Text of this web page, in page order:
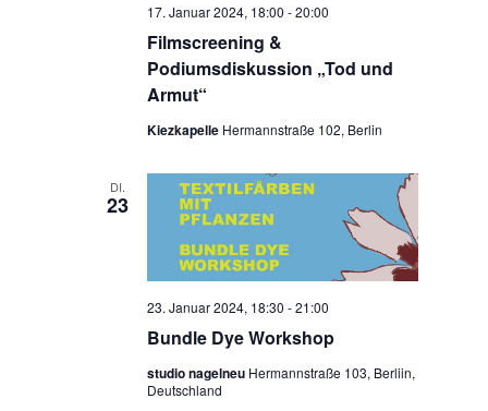
Filmscreening &
Podiumsdiskussion „Tod und
Armut“
17. Januar 2024, 18:00 -20:00
Kiezkapelle Hermannstraße 102, Berlin
DI.
23
Bundle Dye Workshop
23. Januar 2024, 18:30 -21:00
studio nagelneu Hermannstraße 103, Berliin,
Deutschland